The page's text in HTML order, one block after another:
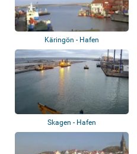
Käringön - Hafen
Skagen - Hafen